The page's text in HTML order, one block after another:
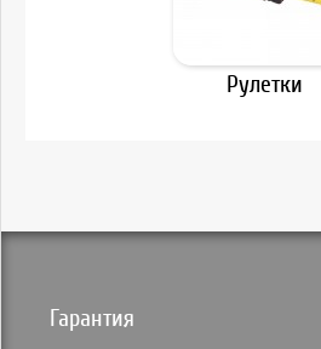
Рулетки
Гарантия